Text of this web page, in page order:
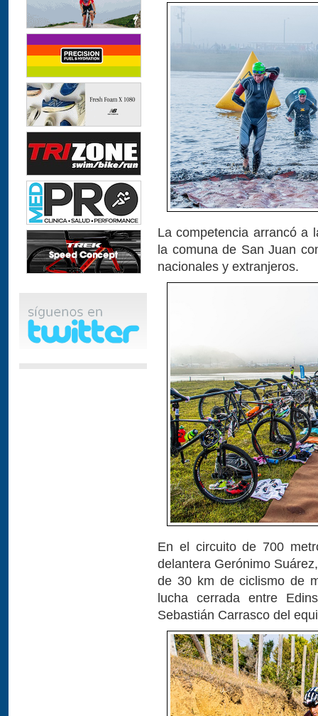
La competencia arrancó a
la comuna de San Juan
nacionales y extranjeros.
En el circuito de 700
delantera Gerónimo
de 30 km de ciclismo de
lucha cerrada entre
Sebastián Carrasco del